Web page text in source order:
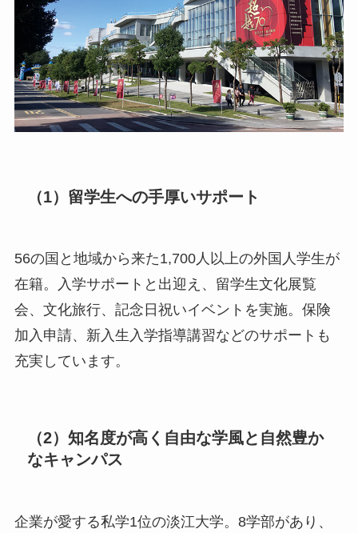
（1）留学生への手厚いサポート
56の国と地域から来た1,700人以上の外国人学生が
在籍。入学サポートと出迎え、留学生文化展覧
会、文化旅行、記念日祝いイベントを実施。保険
加入申請、新入生入学指導講習などのサポートも
充実しています。
（2）知名度が高く自由な学風と自然豊か
なキャンパス
企業が愛する私学1位の淡江大学。8学部があり、